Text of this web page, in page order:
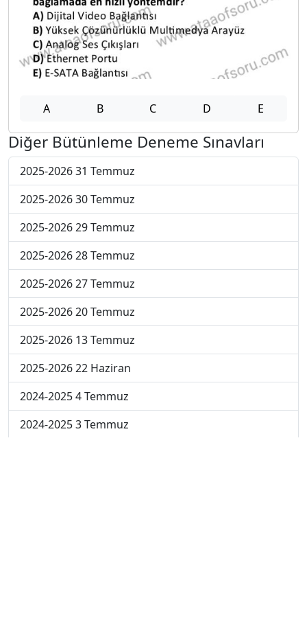
A B C D E
Diğer Bütünleme Deneme Sınavları
2025-2026 31 Temmuz
2025-2026 30 Temmuz
2025-2026 29 Temmuz
2025-2026 28 Temmuz
2025-2026 27 Temmuz
2025-2026 20 Temmuz
2025-2026 13 Temmuz
2025-2026 22 Haziran
2024-2025 4 Temmuz
2024-2025 3 Temmuz